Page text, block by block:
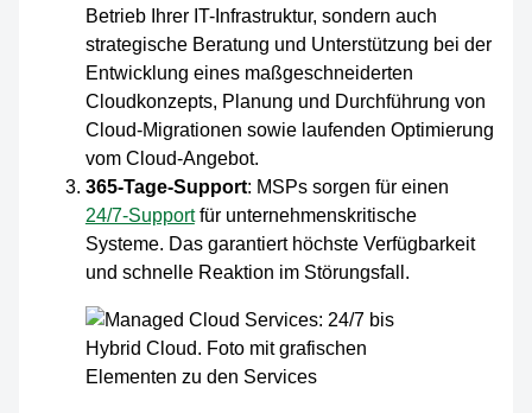
Betrieb Ihrer IT-Infrastruktur, sondern auch
strategische Beratung und Unterstützung bei der
Entwicklung eines maßgeschneiderten
Cloudkonzepts, Planung und Durchführung von
Cloud-Migrationen sowie laufenden Optimierung
vom Cloud-Angebot.
365-Tage-Support: MSPs sorgen für einen
24/7-Supportfür unternehmenskritische
Systeme. Das garantiert höchste Verfügbarkeit
und schnelle Reaktion im Störungsfall.